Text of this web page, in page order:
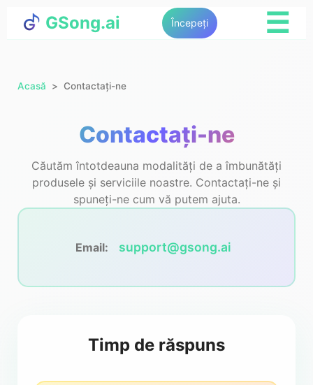
GSong.ai Începeți ☰
Acasă Contactați-ne
Contactați-ne
Căutăm întotdeauna modalități de a îmbunătăți
produsele și serviciile noastre. Contactați-ne și
spuneți-ne cum vă putem ajuta.
Email: support@gsong.ai
Timp de răspuns